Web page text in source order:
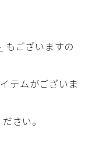
もございますの
テムがございま
さい。